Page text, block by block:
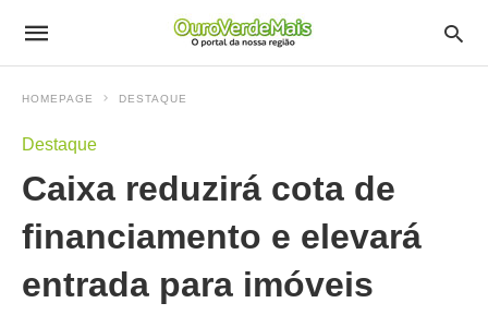
HOMEPAGE DESTAQUE
Destaque
Caixa reduzirá cota de
financiamento e elevará
entrada para imóveis